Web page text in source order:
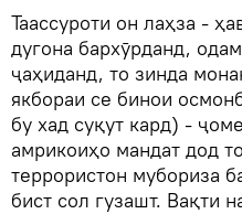
Таассуроти он лаҳза -
дугона бархӯрданд,
ҷаҳиданд, то зинда
якбораи се бинои
бу хад суқут кард) -
амрикоиҳо мандат дод
террористон мубориза
бист сол гузашт. Вақти